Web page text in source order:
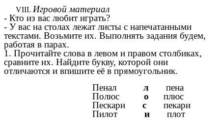
Игровой материал
- Кто из вас любит играть?
- У вас на столах лежат листы с напечатанными
текстами. Возьмите их. Выполнять задания будем,
работая в парах.
1. Прочитайте слова в левом и правом столбиках,
сравните их. Найдите букву, которой они
отличаются и впишите её в прямоугольник.
Пенал л пена
Полюс
о плюс
Пескари
с пекари
Пилот и
плот